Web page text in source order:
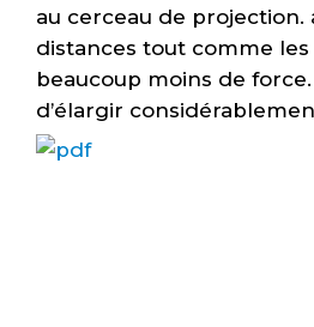
au cerceau de projection.
distances tout comme
beaucoup moins de
d’élargir